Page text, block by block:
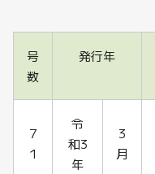
号
数
発行年
7
1
令
和3
年
3
月